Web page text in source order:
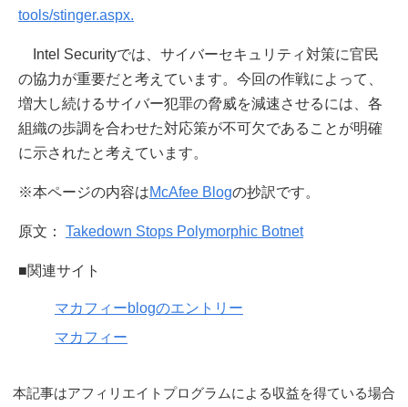
tools/stinger.aspx.
Intel Securityでは、サイバーセキュリティ対策に官民
の協力が重要だと考えています。今回の作戦によって、
増大し続けるサイバー犯罪の脅威を減速させるには、各
組織の歩調を合わせた対応策が不可欠であることが明確
に示されたと考えています。
※本ページの内容はMcAfee Blogの抄訳です。
原文： Takedown Stops Polymorphic Botnet
■関連サイト
マカフィーblogのエントリー
マカフィー
本記事はアフィリエイトプログラムによる収益を得ている場合